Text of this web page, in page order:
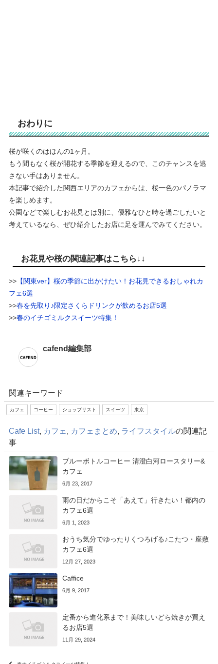
おわりに
桜が咲くのはほんの1ヶ月。
もう間もなく桜が開花する季節を迎えるので、このチャンスを逃
さない手はありません。
本記事で紹介した関西エリアのカフェからは、桜一色のパノラマ
を楽しめます。
公園などで楽しむお花見とは別に、優雅なひと時を過ごしたいと
考えているなら、ぜひ紹介したお店に足を運んでみてください。
お花見や桜の関連記事はこちら↓↓
>> 【関東ver】桜の季節に出かけたい！お花見できるおしゃれカ
フェ6選
>>春を先取り♪限定さくらドリンクが飲めるお店5選
>>春のイチゴミルクスイーツ特集！
cafend編集部
関連キーワード
カフェ コーヒー ショップリスト スイーツ 東京
Cafe List, カフェ カフェまとめ ライフスタイルの関連記
事
ブルーボトルコーヒー 清澄白河ロースタリー&
カフェ
6月 23, 2017
雨の日だからこそ「あえて」行きたい！都内の
カフェ6選
6月 1, 2023
おうち気分でゆったりくつろげる♪こたつ・座敷
カフェ6選
12月 27, 2023
Caffice
6月 9, 2017
定番から進化系まで！美味しいどら焼きが買え
るお店5選
11月 29, 2024